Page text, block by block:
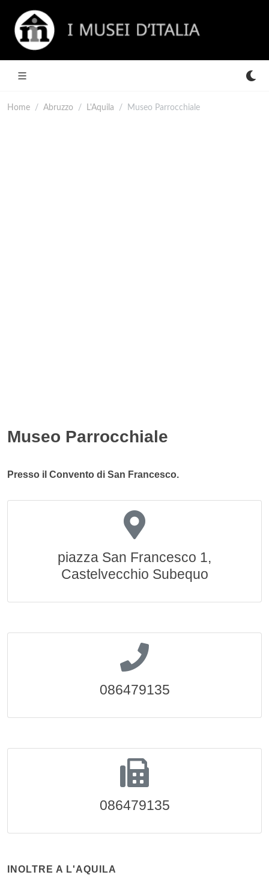
Home Abruzzo L'Aquila Museo Parrocchiale
Museo Parrocchiale
Presso il Convento di San Francesco.
piazza San Francesco 1,
Castelvecchio Subequo
086479135
086479135
INOLTRE A L'AQUILA